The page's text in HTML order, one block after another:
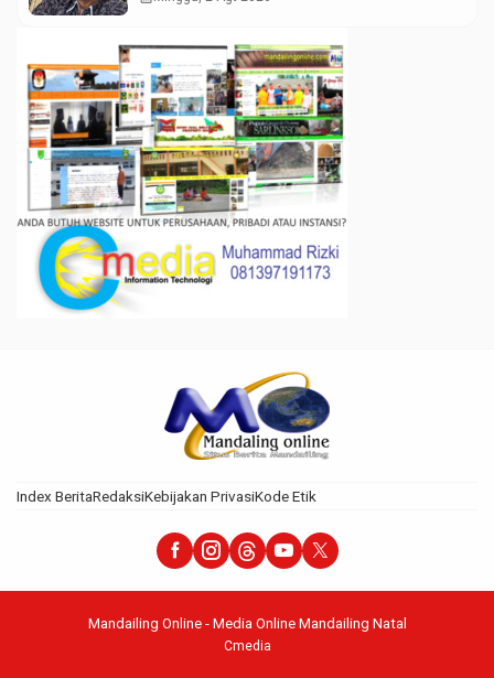
Index BeritaRedaksiKebijakan PrivasiKode Etik
Mandailing Online - Media Online Mandailing Natal
Cmedia